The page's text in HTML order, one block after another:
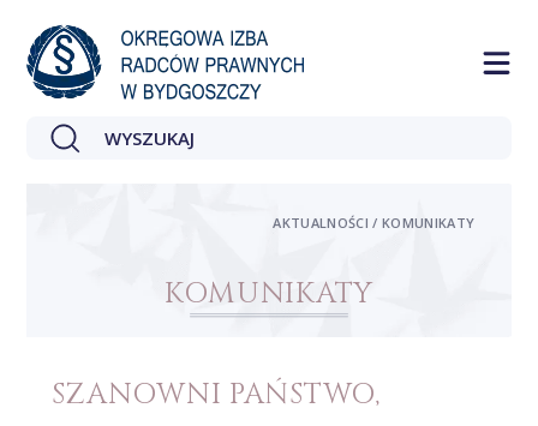
KOMUNIKATY
AKTUALNOŚCI / KOMUNIKATY
SZANOWNI PAŃSTWO,